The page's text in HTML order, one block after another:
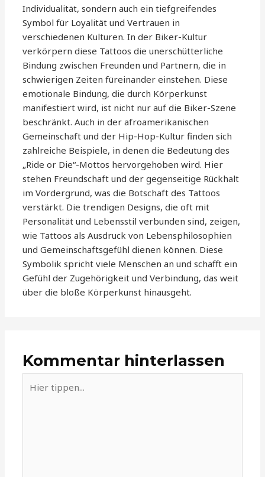
Individualität, sondern auch ein tiefgreifendes
Symbol für Loyalität und Vertrauen in
verschiedenen Kulturen. In der Biker-Kultur
verkörpern diese Tattoos die unerschütterliche
Bindung zwischen Freunden und Partnern, die in
schwierigen Zeiten füreinander einstehen. Diese
emotionale Bindung, die durch Körperkunst
manifestiert wird, ist nicht nur auf die Biker-Szene
beschränkt. Auch in der afroamerikanischen
Gemeinschaft und der Hip-Hop-Kultur finden sich
zahlreiche Beispiele, in denen die Bedeutung des
„Ride or Die“-Mottos hervorgehoben wird. Hier
stehen Freundschaft und der gegenseitige Rückhalt
im Vordergrund, was die Botschaft des Tattoos
verstärkt. Die trendigen Designs, die oft mit
Personalität und Lebensstil verbunden sind, zeigen,
wie Tattoos als Ausdruck von Lebensphilosophien
und Gemeinschaftsgefühl dienen können. Diese
Symbolik spricht viele Menschen an und schafft ein
Gefühl der Zugehörigkeit und Verbindung, das weit
über die bloße Körperkunst hinausgeht.
Kommentar hinterlassen
tippen...